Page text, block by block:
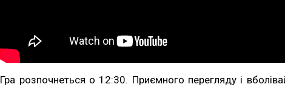
Гра розпочнеться о 12:30. Приємного перегляду і